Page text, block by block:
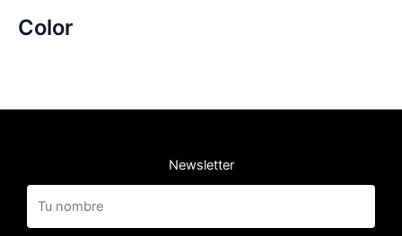
Color
Newsletter